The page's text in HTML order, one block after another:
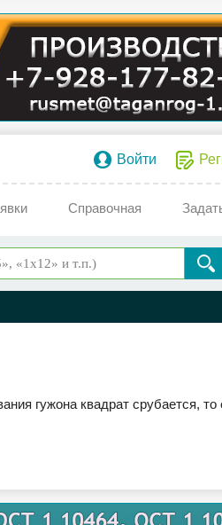
Войти
Справочная
гужона квадрат срубается, то